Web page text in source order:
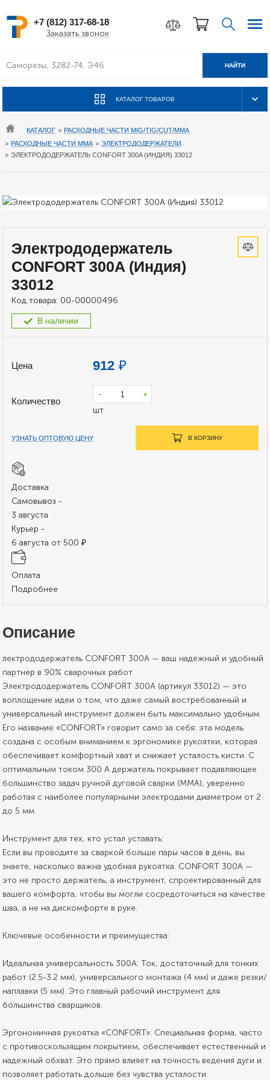
+7 (812) 317-68-18
Заказать звонок
КАТАЛОГ ТОВАРОВ
НАЙТИ
КАТАЛОГ >РАСХОДНЫЕ ЧАСТИ MIG/TIG/CUT/MMA
>РАСХОДНЫЕ ЧАСТИ MMA >ЭЛЕКТРОДОДЕРЖАТЕЛИ
>ЭЛЕКТРОДОДЕРЖАТЕЛЬ CONFORT 300A (ИНДИЯ) 33012
Электрододержатель
CONFORT 300A (Индия)
33012
Код товара: 00-00000496
В наличии
Цена 912 ₽
Количество
- +
шт
УЗНАТЬ ОПТОВУЮ ЦЕНУ В КОРЗИНУ
Доставка
Самовывоз -
3 августа
Курьер -
6 августа от 500 ₽
Оплата
Подробнее
Описание
лектрододержатель CONFORT 300A — ваш надежный и удобный
партнер в 90% сварочных работ
Электрододержатель CONFORT 300A (артикул 33012) — это
воплощение идеи о том, что даже самый востребованный и
универсальный инструмент должен быть максимально удобным.
Его название «CONFORT» говорит само за себя: эта модель
создана с особым вниманием к эргономике рукоятки, которая
обеспечивает комфортный хват и снижает усталость кисти. С
оптимальным током 300 А держатель покрывает подавляющее
большинство задач ручной дуговой сварки (MMA), уверенно
работая с наиболее популярными электродами диаметром от 2
до 5 мм.
Инструмент для тех, кто устал уставать:
Если вы проводите за сваркой больше пары часов в день, вы
знаете, насколько важна удобная рукоятка. CONFORT 300A —
это не просто держатель, а инструмент, спроектированный для
вашего комфорта, чтобы вы могли сосредоточиться на качестве
шва, а не на дискомфорте в руке.
Ключевые особенности и преимущества:
Идеальная универсальность 300А: Ток, достаточный для тонких
работ (2.5-3.2 мм), универсального монтажа (4 мм) и даже резки/
наплавки (5 мм). Это главный рабочий инструмент для
большинства сварщиков.
Эргономичная рукоятка «CONFORT»: Специальная форма, часто
с противоскользящим покрытием, обеспечивает естественный и
надежный обхват. Это прямо влияет на точность ведения дуги и
позволяет работать дольше без чувства усталости.